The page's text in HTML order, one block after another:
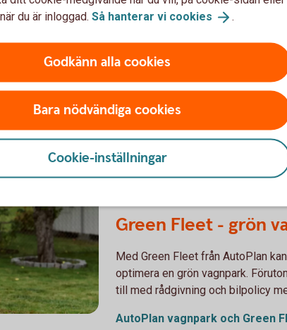
transporter
Grön billeasing –
lastbilar
Grön billeasing för er som vill
klimatpåverkan för transporter.
Leasa med grönbilleasing
Green Fleet - grön
Med Green Fleet från AutoPlan
optimera en grön vagnpark.
till med rådgivning och bilpolicy
AutoPlan vagnpark och Green
du är inloggad. Så hanterar vi cookies .
Godkänn alla cookies
Bara nödvändiga cookies
Cookie-inställningar